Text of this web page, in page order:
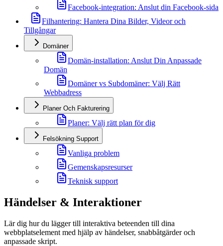
Facebook-integration: Anslut din Facebook-sida
Filhantering: Hantera Dina Bilder, Videor och
Tillgångar
Domäner
Domän-installation: Anslut Din Anpassade
Domän
Domäner vs Subdomäner: Välj Rätt
Webbadress
Planer Och Fakturering
Planer: Välj rätt plan för dig
Felsökning Support
Vanliga problem
Gemenskapsresurser
Teknisk support
Händelser & Interaktioner
Lär dig hur du lägger till interaktiva beteenden till dina
webbplatselement med hjälp av händelser, snabbåtgärder och
anpassade skript.